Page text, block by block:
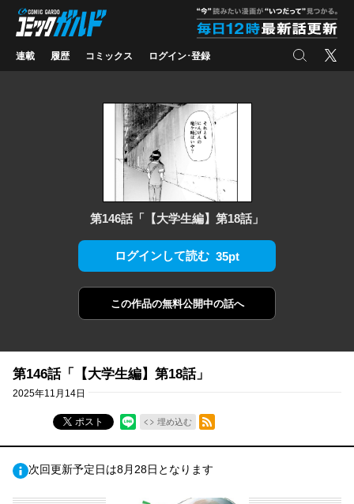
コミックガルド
連載 履歴 コミックス ログイン･登録 検索 X
第146話「【大学生編】第18話」
ログインして読む 35pt
この作品の無料公開中の話へ
第146話「【大学生編】第18話」
2025年11月14日
ポスト 埋め込む
RSSフィード
次回更新予定日は8月28日となります